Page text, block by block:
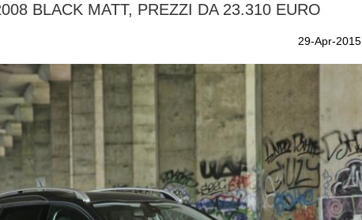
BLACK MATT, PREZZI DA 23.310 EURO
29-Apr-2015